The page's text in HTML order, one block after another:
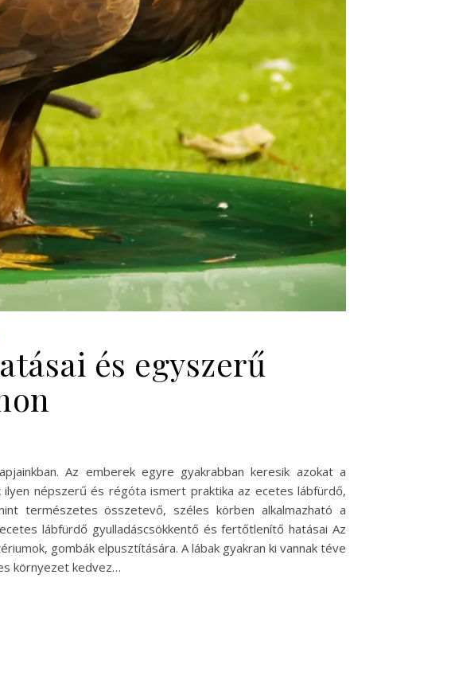
és egyszerű
Az emberek egyre gyakrabban keresik azokat a
népszerű és régóta ismert praktika az ecetes lábfürdő,
természetes összetevő, széles körben alkalmazható a
lábfürdő gyulladáscsökkentő és fertőtlenítő hatásai Az
gombák elpusztítására. A lábak gyakran ki vannak téve
környezet kedvez…